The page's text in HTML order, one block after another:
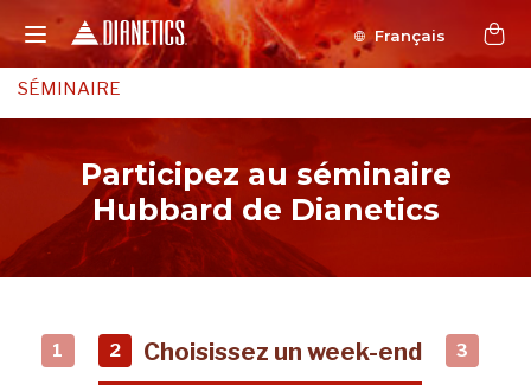
Français
SÉMINAIRE
Participez au séminaire
Hubbard de Dianetics
1 2 Choisissez un week-end 3